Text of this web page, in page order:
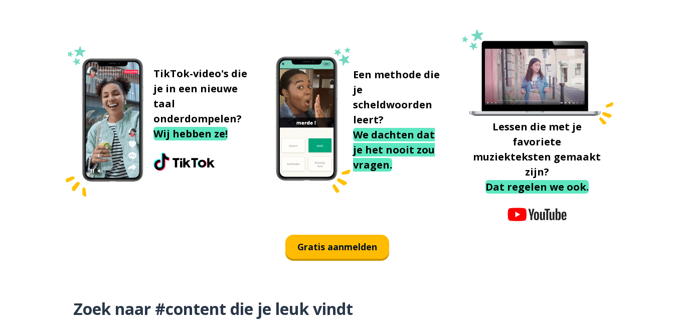
TikTok-video's die
je in een nieuwe
taal
onderdompelen?
Wij hebben ze!
Een methode die
je
scheldwoorden
leert?
We dachten dat
je het nooit zou
vragen.
Lessen die met je
favoriete
muziekteksten gemaakt
zijn?
Dat regelen we ook.
Gratis aanmelden
Zoek naar #content die je leuk vindt